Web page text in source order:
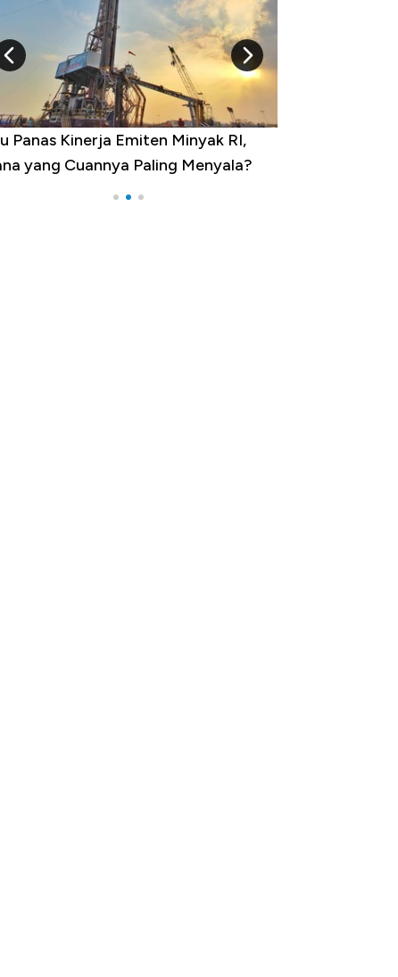
10 Provinsi dengan Tingkat
Pengangguran Tertinggi, Ada Jakarta